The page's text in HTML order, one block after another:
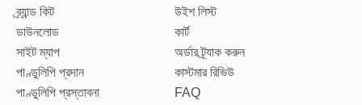
ব্র্যান্ড কিট
ডাউনলোড
সাইট ম্যাপ
পাণ্ডুলিপি প্রদান
পাণ্ডুলিপি প্রস্তাবনা
উইশ লিস্ট
কার্ট
অর্ডার ট্র্যাক করুন
কাস্টমার রিভিউ
FAQ